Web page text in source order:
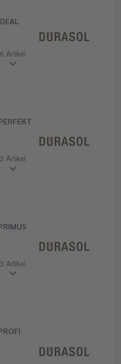
6 Artikel
2 Artikel
3 Artikel